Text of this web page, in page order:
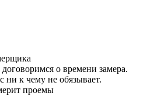
о времени замера.
ни к чему не обязывает.